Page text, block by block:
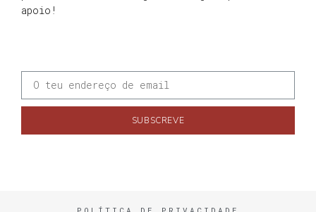
apoio!
SUBSCREVE